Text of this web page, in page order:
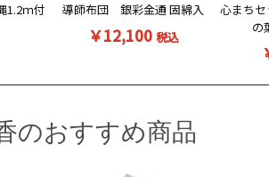
1.2ｍ付
導師布団 銀彩金通 固綿入
￥12,100 税込
心まち
の
のおすすめ商品